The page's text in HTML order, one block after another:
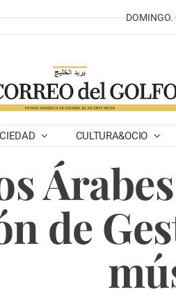
CULTURA&OCIO
de